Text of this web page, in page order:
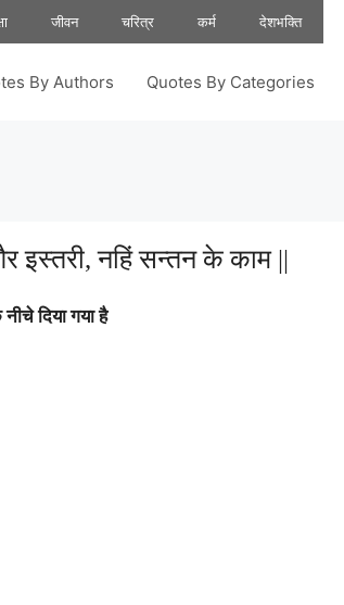
जीवन चरित्र कर्म देशभक्ति
By Authors Quotes By Categories
इस्तरी, नहिं सन्तन के काम ||
दिया गया है